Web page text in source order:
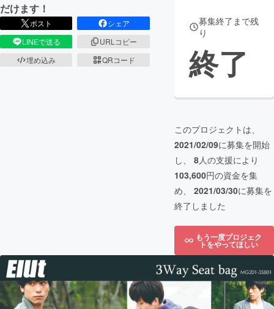
だけます！
ポスト
シェア
LINEで送る
URLコピー
埋め込み
QRコード
募集終了まで残
り
終了
このプロジェクトは、
2021/02/09に募集を開始
し、 8人の支援により
103,600円の資金を集
め、 2021/03/30に募集を
終了しました
もう一度プロジェク
トをやってほしい